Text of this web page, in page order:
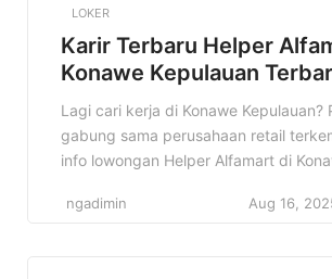
LOKER
Karir Terbaru Helper
Konawe Kepulauan
Lagi cari kerja di Konawe Kepulauan?
gabung sama perusahaan retail
info lowongan Helper Alfamart di
bagian dari tim solid dan berkembang
ngadimin Aug 16,